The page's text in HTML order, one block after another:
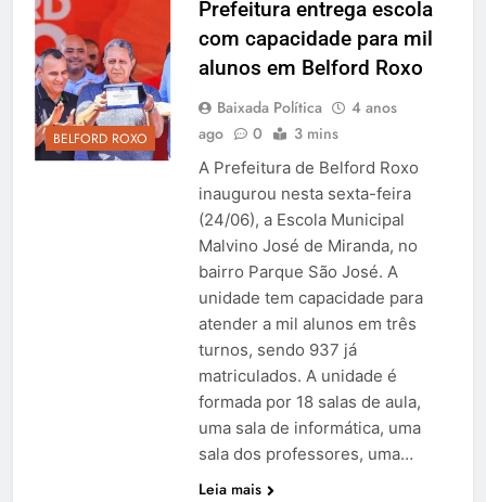
BELFORD ROXO
Prefeitura entrega escola
com capacidade para mil
alunos em Belford Roxo
Baixada Política
4 anos
ago
0 3 mins
A Prefeitura de Belford Roxo
inaugurou nesta sexta-feira
(24/06), a Escola Municipal
Malvino José de Miranda, no
bairro Parque São José. A
unidade tem capacidade para
atender a mil alunos em três
turnos, sendo 937 já
matriculados. A unidade é
formada por 18 salas de aula,
uma sala de informática, uma
sala dos professores, uma…
Leia mais